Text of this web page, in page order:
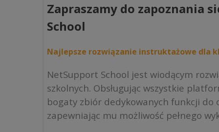
Zapraszamy do zapoznania
School
Najlepsze rozwiązanie instruktażowe dla
NetSupport School jest wiodącym
szkolnych. Obsługując wszystkie
bogaty zbiór dedykowanych funkcji do
zapewniając mu możliwość pełnego